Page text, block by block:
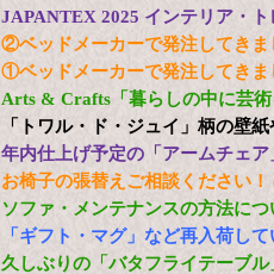
JAPANTEX 2025 インテリア・
②ベッドメーカーで発注してきま
①ベッドメーカーで発注してきま
Arts & Crafts「暮らしの中に芸術
「トワル・ド・ジュイ」柄の壁
年内仕上げ予定の「アームチェア
お椅子の張替えご相談ください！
ソファ・メンテナンスの方法につ
「ギフト・マグ」など再入荷して
久しぶりの「バタフライテーブル